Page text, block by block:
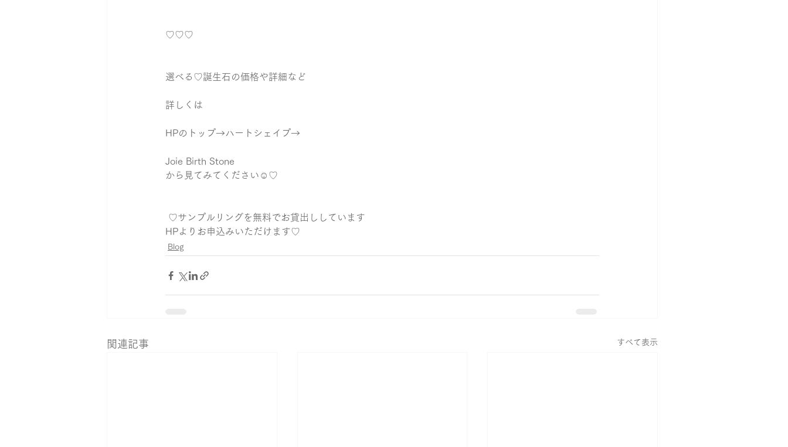
♡♡♡
選べる♡誕生石の価格や詳細など
詳しくは
HPのトップ→ハートシェイプ→
Joie Birth Stone
から見てみてください☺︎︎♡︎
♡サンプルリングを無料でお貸出ししています
HPよりお申込みいただけます♡
Blog
関連記事 すべて表示